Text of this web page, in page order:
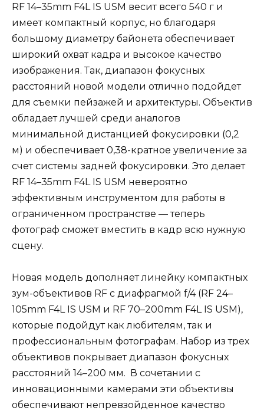
RF 14–35mm F4L IS USM весит всего 540 г и
имеет компактный корпус, но благодаря
большому диаметру байонета обеспечивает
широкий охват кадра и высокое качество
изображения. Так, диапазон фокусных
расстояний новой модели отлично подойдет
для съемки пейзажей и архитектуры. Объектив
обладает лучшей среди аналогов
минимальной дистанцией фокусировки (0,2
м) и обеспечивает 0,38-кратное увеличение за
счет системы задней фокусировки. Это делает
RF 14–35mm F4L IS USM невероятно
эффективным инструментом для работы в
ограниченном пространстве — теперь
фотограф сможет вместить в кадр всю нужную
сцену.
Новая модель дополняет линейку компактных
зум-объективов RF с диафрагмой f/4 (RF 24–
105mm F4L IS USM и RF 70–200mm F4L IS USM),
которые подойдут как любителям, так и
профессиональным фотографам. Набор из трех
объективов покрывает диапазон фокусных
расстояний 14–200 мм. В сочетании с
инновационными камерами эти объективы
обеспечивают непревзойденное качество